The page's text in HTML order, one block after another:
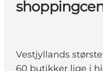
Vestjyllands
60 butikker lige i